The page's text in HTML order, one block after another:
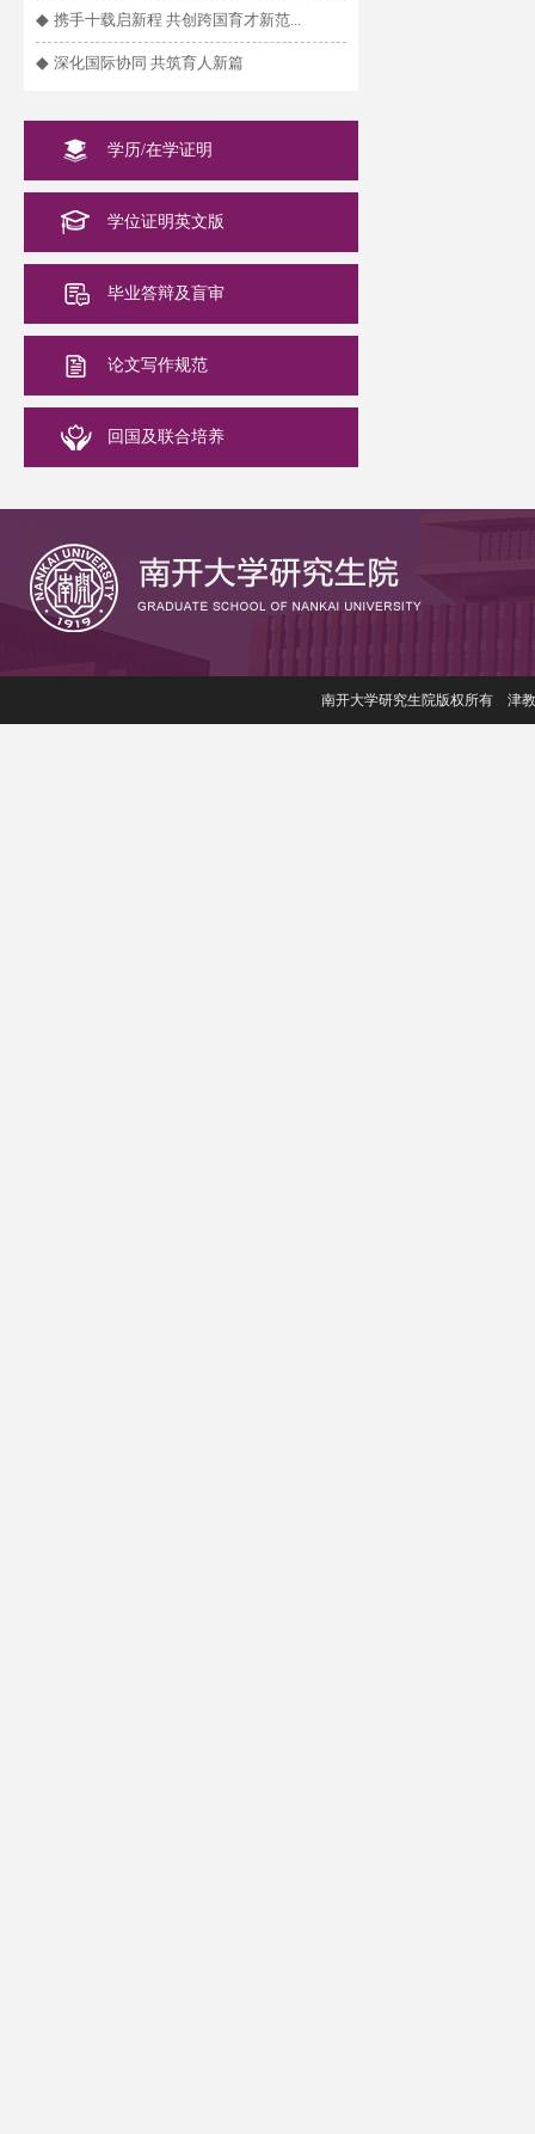
◆ 携手十载启新程 共创跨国育才新范...
◆ 深化国际协同 共筑育人新篇
学历/在学证明
学位证明英文版
毕业答辩及盲审
论文写作规范
回国及联合培养
南开大学研究生院版权所有 津